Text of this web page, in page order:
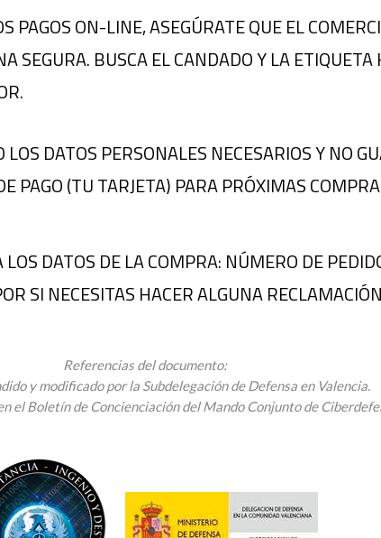
PAGOS ON-LINE, ASEGÚRATE QUE EL
SEGURA. BUSCA EL CANDADO Y LA
LOS DATOS PERSONALES NECESARIOS Y NO
PAGO (TU TARJETA) PARA PRÓXIMAS
LOS DATOS DE LA COMPRA: NÚMERO DE
SI NECESITAS HACER ALGUNA RECLAMACIÓN
Referencias del documento:
y modificado por la Subdelegación de Defensa en Valencia.
el Boletín de Concienciación del Mando Conjunto de